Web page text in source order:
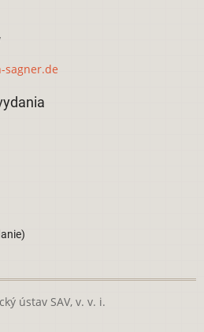
sagner.de
ústav SAV, v. v. i.